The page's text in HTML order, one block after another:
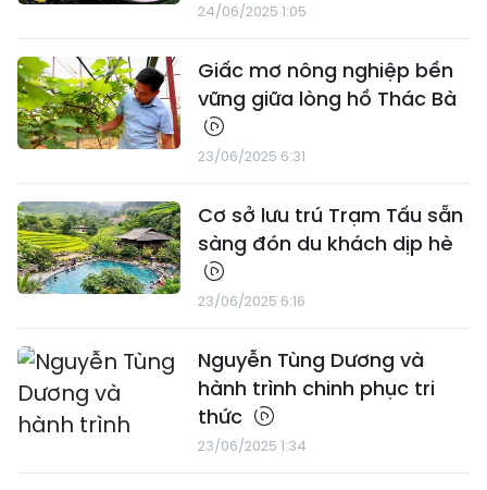
24/06/2025 1:05
Giấc mơ nông nghiệp bền
vững giữa lòng hồ Thác Bà
23/06/2025 6:31
Cơ sở lưu trú Trạm Tấu sẵn
sàng đón du khách dịp hè
23/06/2025 6:16
Nguyễn Tùng Dương và
hành trình chinh phục tri
thức
23/06/2025 1:34